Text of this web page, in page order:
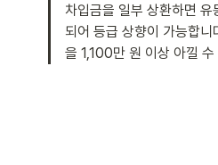
차입금을 일부 상환하면
되어 등급 상향이 가능합
을 1,100만 원 이상 아낄 수